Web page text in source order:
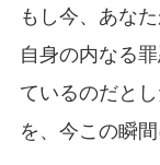
もし今、あな
自身の内なる
ているのだと
を、今この瞬